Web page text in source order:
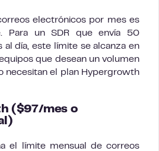
electrónicos por mes es
Para un SDR que envía 50
día, este límite se alcanza en
que desean un volumen
necesitan el plan Hypergrowth
($97/mes o
el límite mensual de correos